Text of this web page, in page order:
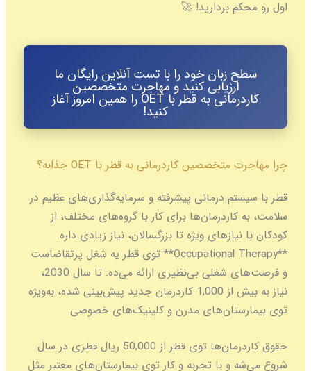
اول رو محکم بردارید! 🚀
سطح زبان خود را با تست آنلاین رایگان ما
ارزیابی کنید و مهاجرت متخصصین
کاردرمانی به قطر با OET را همین امروز آغاز
کنید!
چرا مهاجرت متخصصین کاردرمانی به قطر با OET جذابه؟
قطر با سیستم درمانی پیشرفته و سرمایه‌گذاری‌های عظیم در
سلامت، به کاردرمان‌ها برای کار با گروه‌های مختلف، از
کودکان با نیازهای ویژه تا بزرگسالان، نیاز زیادی داره.
**Occupational Therapy** توی قطر یه شغل پرتقاضاست
و فرصت‌های شغلی بی‌نظیری ارائه می‌ده. تا سال 2030،
نیاز به بیش از 1,000 کاردرمان جدید پیش‌بینی شده، به‌ویژه
توی بیمارستان‌های مدرن و کلینیک‌های خصوصی.
حقوق کاردرمان‌ها توی قطر از 50,000 ریال قطری در سال
شروع می‌شه و با تجربه و کار توی بیمارستان‌های معتبر مثل